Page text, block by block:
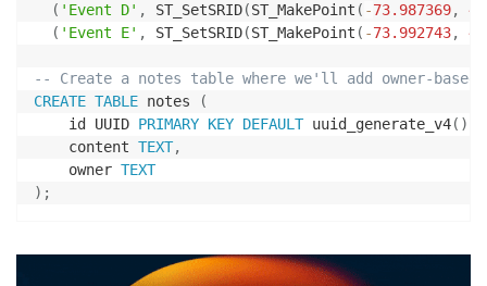
( 'Event D' , ST_SetSRID(ST_MakePoint ( -73.987369,
( 'Event E' , ST_SetSRID(ST_MakePoint ( -73.992743,
-- Create a notes table where we'll add owner-
CREATE TABLE notes
(
    id UUID
PRIMARY KEY DEFAULT uuid_generate_v4( )
    content
TEXT,
    owner
TEXT
) ;